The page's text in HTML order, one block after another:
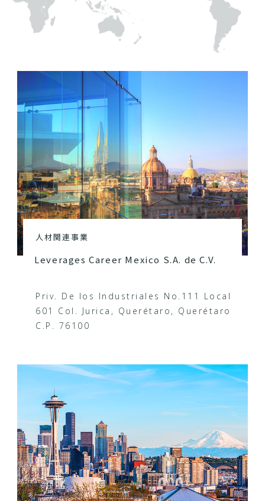
人材関連事業
Leverages Career Mexico S.A. de C.V.
Priv. De los Industriales No.111 Local
601 Col. Jurica, Querétaro, Querétaro
C.P. 76100